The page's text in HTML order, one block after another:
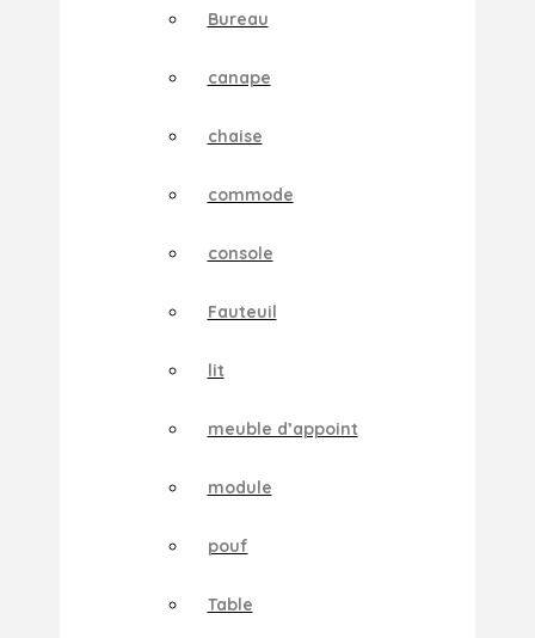
Bureau
canape
chaise
commode
console
Fauteuil
lit
meuble d’appoint
module
pouf
Table